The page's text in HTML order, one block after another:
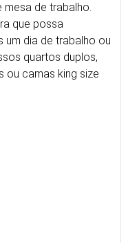
mesa de trabalho.
que possa
dia de trabalho ou
quartos duplos,
ou camas king size